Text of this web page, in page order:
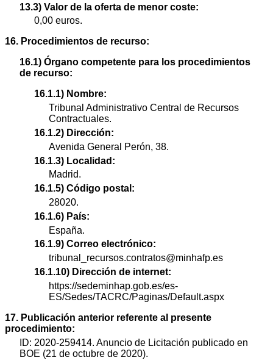
13.3) Valor de la oferta de menor coste:
0,00 euros.
16. Procedimientos de recurso:
16.1) Órgano competente para los procedimientos
de recurso:
16.1.1) Nombre:
Tribunal Administrativo Central de Recursos
Contractuales.
16.1.2) Dirección:
Avenida General Perón, 38.
16.1.3) Localidad:
Madrid.
16.1.5) Código postal:
28020.
16.1.6) País:
España.
16.1.9) Correo electrónico:
tribunal_recursos.contratos@minhafp.es
16.1.10) Dirección de internet:
https://sedeminhap.gob.es/es-
ES/Sedes/TACRC/Paginas/Default.aspx
17. Publicación anterior referente al presente
procedimiento:
ID: 2020-259414. Anuncio de Licitación publicado en
BOE (21 de octubre de 2020).